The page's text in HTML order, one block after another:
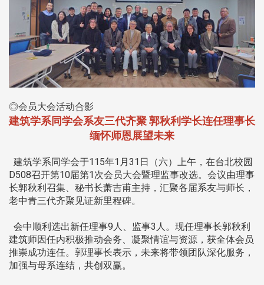
◎会员大会活动合影
建筑学系同学会系友三代齐聚 郭秋利学长连任理事长
缅怀师恩展望未来
建筑学系同学会于115年1月31日（六）上午，在台北校园
D508召开第10届第1次会员大会暨理监事改选。会议由理事
长郭秋利召集、秘书长萧吉甫主持，汇聚各届系友与师长，
老中青三代齐聚见证新里程碑。
会中顺利选出新任理事9人、监事3人。现任理事长郭秋利
建筑师因任内积极推动会务、凝聚情谊与资源，获全体会员
推崇成功连任。郭理事长表示，未来将带领团队深化服务，
加强与母系连结，共创双赢。